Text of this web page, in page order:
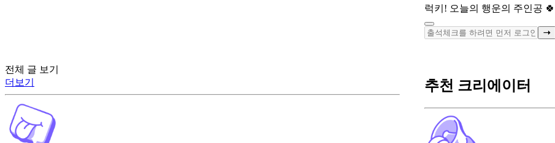
럭키! 오늘의 행운의 주인공 🍀
전체 글 보기
더보기
추천 크리에이터